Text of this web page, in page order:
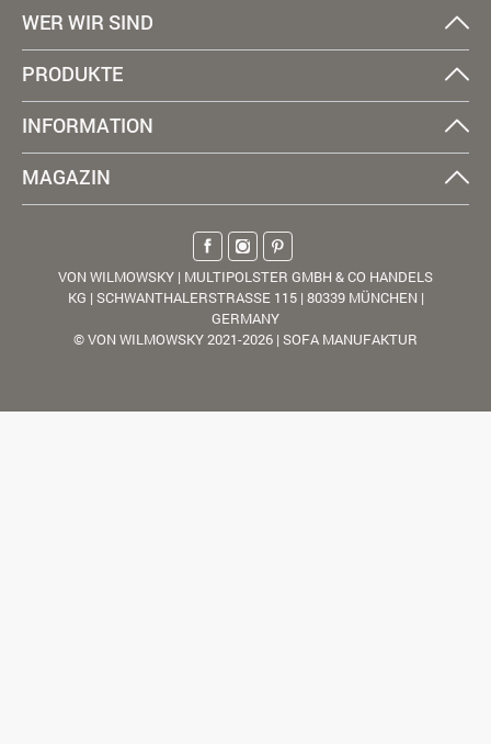
WER WIR SIND
PRODUKTE
INFORMATION
MAGAZIN
VON WILMOWSKY | MULTIPOLSTER GMBH & CO HANDELS
KG | SCHWANTHALERSTRASSE 115 | 80339 MÜNCHEN |
GERMANY
© VON WILMOWSKY 2021-2026 | SOFA MANUFAKTUR